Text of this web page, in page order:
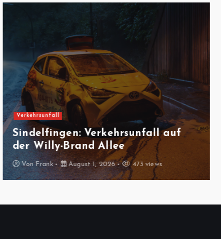
Feuerwehreinsatz
Gäufelden-Nebringen:
Fräsmaschine brennt in
Produktionshalle
VonFrank August 1, 2026 442 views